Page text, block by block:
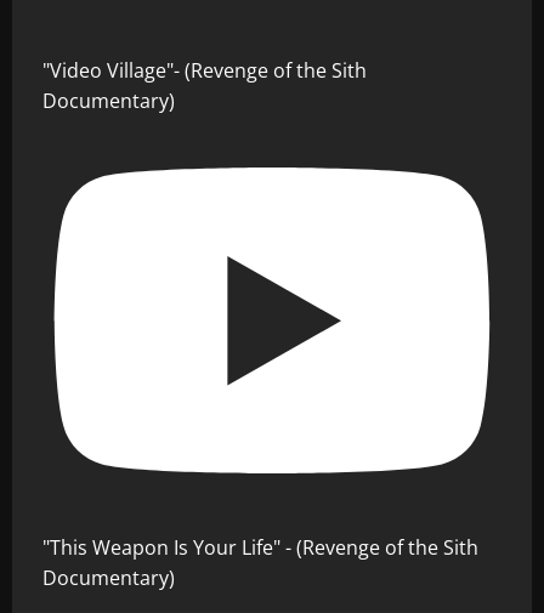
"Video Village"- (Revenge of the Sith
Documentary)
"This Weapon Is Your Life" - (Revenge of the Sith
Documentary)